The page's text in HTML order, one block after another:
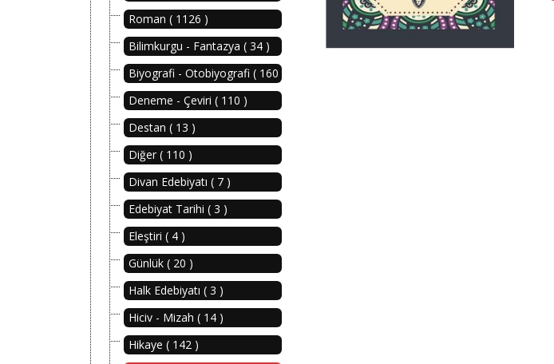
Roman ( 1126 )
Bilimkurgu - Fantazya ( 34 )
Biyografi - Otobiyografi ( 160 )
Deneme - Çeviri ( 110 )
Destan ( 13 )
Diğer ( 110 )
Divan Edebiyatı ( 7 )
Edebiyat Tarihi ( 3 )
Eleştiri ( 4 )
Günlük ( 20 )
Halk Edebiyatı ( 3 )
Hiciv - Mizah ( 14 )
Hikaye ( 142 )